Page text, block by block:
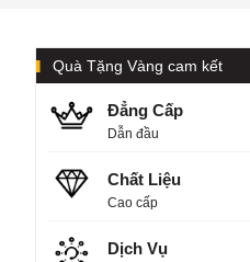
Quà Tặng Vàng cam kết
Đẳng Cấp
Dẫn đầu
Chất Liệu
Cao cấp
Dịch Vụ